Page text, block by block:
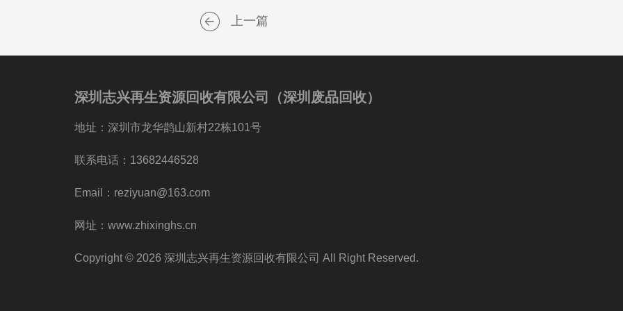
上一篇
深圳志兴再生资源回收有限公司（深圳废品回收）
地址：深圳市龙华鹊山新村22栋101号
联系电话：13682446528
Email：reziyuan@163.com
网址：www.zhixinghs.cn
Copyright © 2026 深圳志兴再生资源回收有限公司 All Right Reserved.